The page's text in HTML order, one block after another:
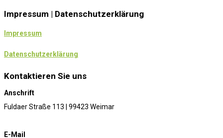
Impressum | Datenschutzerklärung
Impressum
Datenschutzerklärung
Kontaktieren Sie uns
Anschrift
Fuldaer Straße 113 | 99423 Weimar
E-Mail